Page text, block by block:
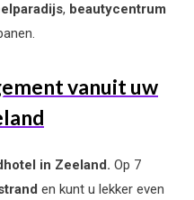
, beautycentrum
vanuit uw
in Zeeland. Op 7
en kunt u lekker even